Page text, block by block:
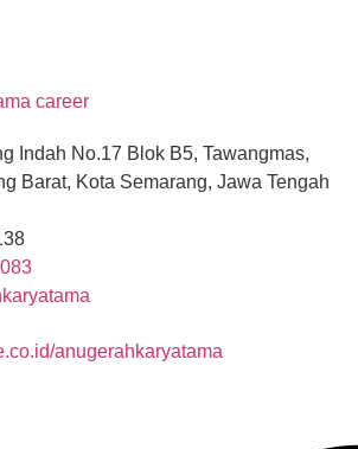
Indah No.17 Blok B5, Tawangmas,
Barat, Kota Semarang, Jawa Tengah
anugerahkaryatama